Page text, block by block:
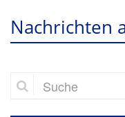
Nachrichten
Suche